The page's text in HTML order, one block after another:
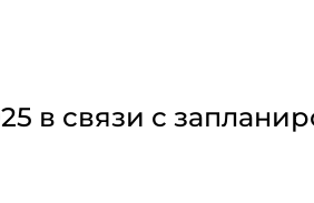
в связи с